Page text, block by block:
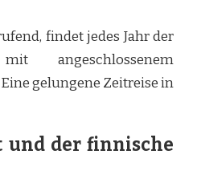
findet jedes Jahr der
angeschlossenem
gelungene Zeitreise in
und der finnische